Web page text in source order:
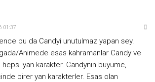
01:37
bu da Candyi unutulmaz yapan sey.
Animede esas kahramanlar Candy ve
yan karakter. Candynin büyüme,
birer yan karakterler. Esas olan